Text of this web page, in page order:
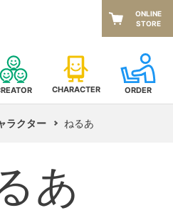
CHARACTER ORDER
ONLINE
STORE
ラクター ねるあ
あ